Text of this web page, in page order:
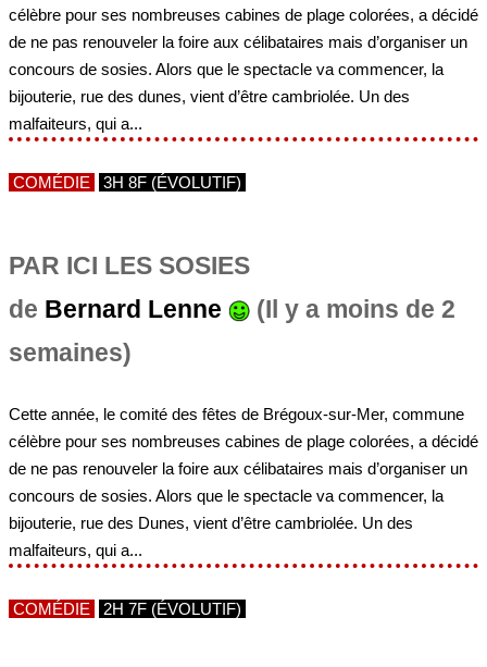
célèbre pour ses nombreuses cabines de plage colorées, a décidé
de ne pas renouveler la foire aux célibataires mais d’organiser un
concours de sosies. Alors que le spectacle va commencer, la
bijouterie, rue des dunes, vient d’être cambriolée. Un des
malfaiteurs, qui a...
COMÉDIE 3H 8F (ÉVOLUTIF)
PAR ICI LES SOSIES
de Bernard Lenne
(Il y a moins de 2
semaines)
Cette année, le comité des fêtes de Brégoux-sur-Mer, commune
célèbre pour ses nombreuses cabines de plage colorées, a décidé
de ne pas renouveler la foire aux célibataires mais d’organiser un
concours de sosies. Alors que le spectacle va commencer, la
bijouterie, rue des Dunes, vient d’être cambriolée. Un des
malfaiteurs, qui a...
COMÉDIE 2H 7F (ÉVOLUTIF)